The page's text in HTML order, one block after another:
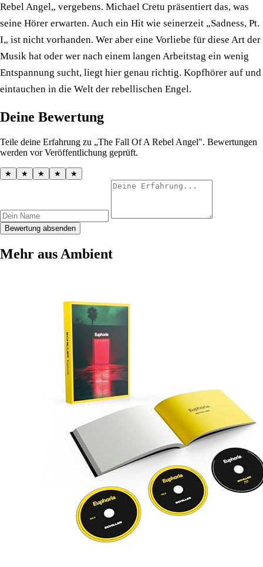
Rebel Angel„ vergebens. Michael Cretu präsentiert das, was
seine Hörer erwarten. Auch ein Hit wie seinerzeit „Sadness, Pt.
I„ ist nicht vorhanden. Wer aber eine Vorliebe für diese Art der
Musik hat oder wer nach einem langen Arbeitstag ein wenig
Entspannung sucht, liegt hier genau richtig. Kopfhörer auf und
eintauchen in die Welt der rebellischen Engel.
Deine Bewertung
Teile deine Erfahrung zu „The Fall Of A Rebel Angel". Bewertungen
werden vor Veröffentlichung geprüft.
★ ★ ★ ★ ★
Bewertung absenden
Mehr aus Ambient